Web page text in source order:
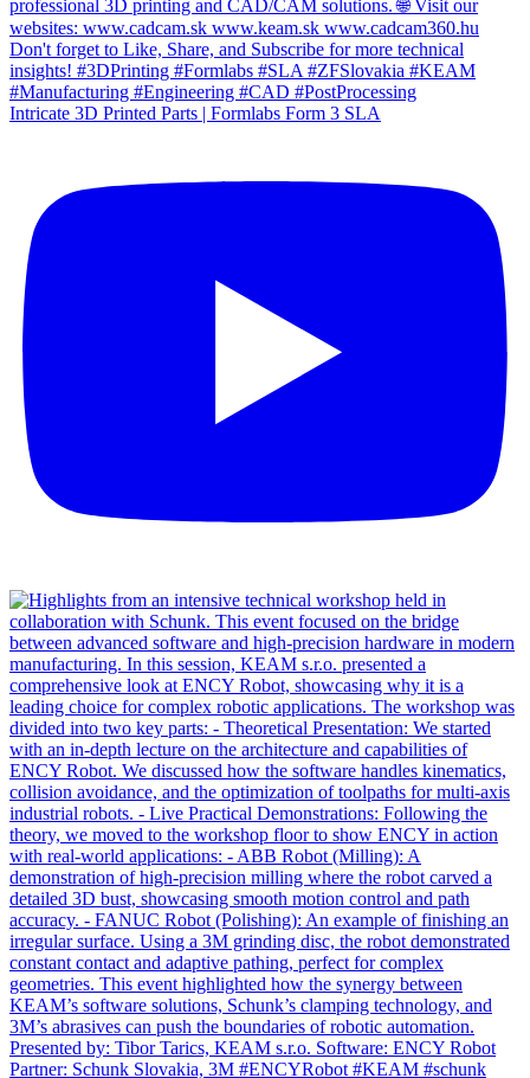
Intricate 3D Printed Parts | Formlabs Form 3 SLA